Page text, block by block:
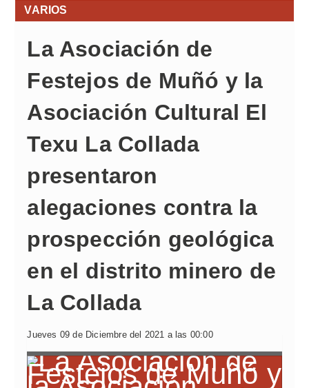
VARIOS
La Asociación de
Festejos de Muñó y la
Asociación Cultural El
Texu La Collada
presentaron
alegaciones contra la
prospección geológica
en el distrito minero de
La Collada
Jueves 09 de Diciembre del 2021 a las 00:00